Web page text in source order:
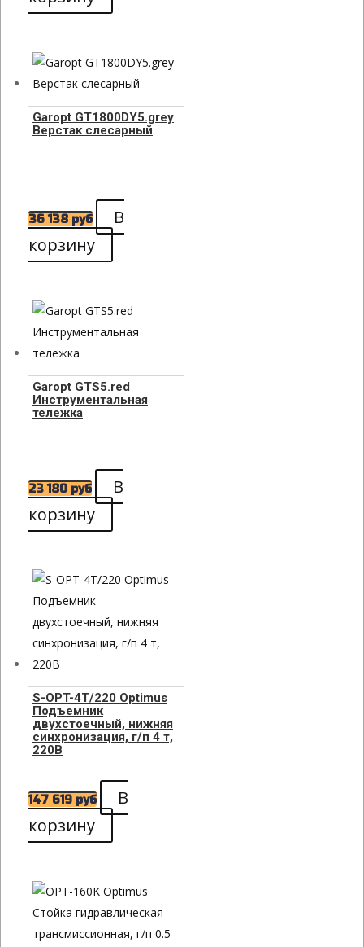
Garopt GT1800DY5.grey
Верстак слесарный
36 138 руб
В
корзину
Garopt GTS5.red
Инструментальная
тележка
23 180 руб
В
корзину
S-OPT-4T/220 Optimus
Подъемник
двухстоечный, нижняя
синхронизация, г/п 4 т,
220В
147 619 руб
В
корзину